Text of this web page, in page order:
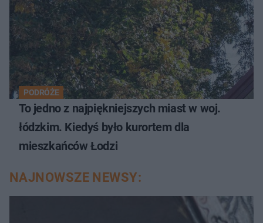
PODRÓŻE
To jedno z najpiękniejszych miast w woj.
łódzkim. Kiedyś było kurortem dla
mieszkańców Łodzi
NAJNOWSZE NEWSY: